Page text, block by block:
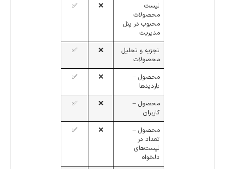
لیست
محصولات
محبوب در پنل
مدیریت
❌
✅
تجزیه و تحلیل
محصولات
❌
✅
محصول –
بازدیدها
❌
✅
محصول –
کاربران
❌
✅
محصول –
تعداد در
لیست‌های
دلخواه
❌
✅